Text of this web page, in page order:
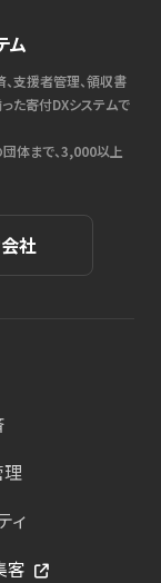
ム
支援者管理、領収書
た寄付DXシステムで
体まで、3,000以上
社
ィ
客